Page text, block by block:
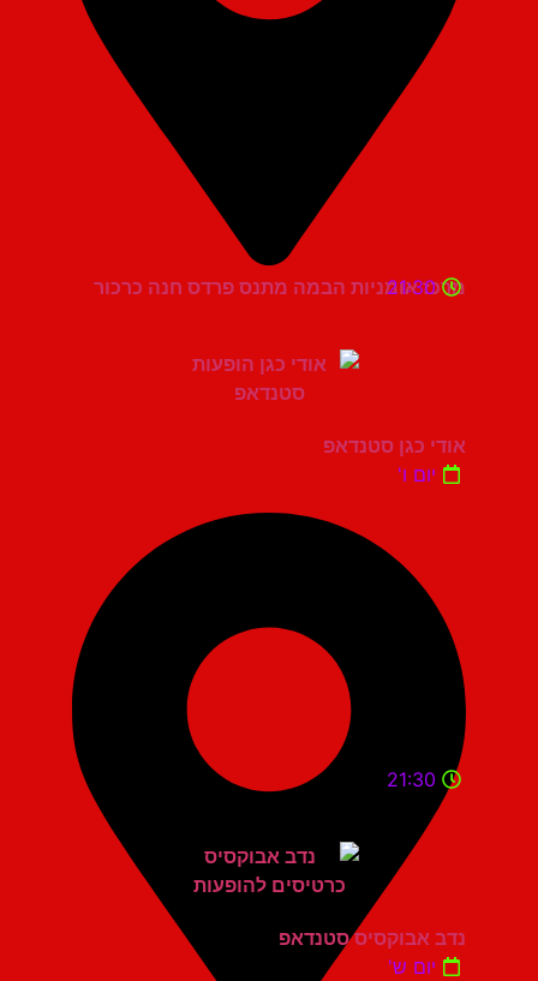
מרכז אומניות הבמה מתנס פרדס חנה כרכור
21:30
אודי כגן סטנדאפ
יום ו'
21:30
נדב אבוקסיס סטנדאפ
יום ש'